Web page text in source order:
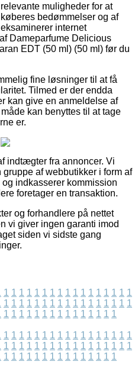
muligheder for at
bedømmelser og af
internet
Dameparfume Delicious
EDT (50 ml) (50 ml) før du
fine løsninger til at få
Tilmed er der endda
kan give en anmeldelse af
kan benyttes til at tage
er.
indtægter fra annoncer. Vi
af webbutikker i form af
indkasserer kommission
foretager en transaktion.
og forhandlere på nettet
vi giver ingen garanti imod
siden vi sidste gang
1 1 1 1 1 1 1 1 1 1 1 1 1 1 1 1 1
1 1 1 1 1 1 1 1 1 1 1 1 1 1 1 1 1
1 1 1 1 1 1 1 1 1 1 1 1 1 1 1
1 1 1 1 1 1 1 1 1 1 1 1 1 1 1 1 1
1 1 1 1 1 1 1 1 1 1 1 1 1 1 1 1 1
1 1 1 1 1 1 1 1 1 1 1 1 1 1 1